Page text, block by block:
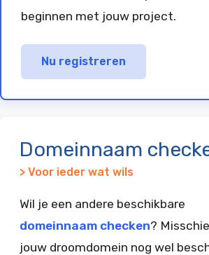
beginnen met jouw project.
Nu registreren
Domeinnaam
> Voor ieder wat wils
Wil je een andere beschikbare
domeinnaam checken?
jouw droomdomein nog wel